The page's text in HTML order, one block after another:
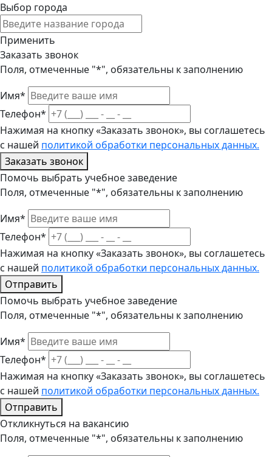
Выбор города
Применить
Заказать звонок
Поля, отмеченные "*", обязательны к заполнению
Имя*
Телефон*
Нажимая на кнопку «Заказать звонок», вы соглашетесь
с нашей политикой обработки персональных данных.
Заказать звонок
Помочь выбрать учебное заведение
Поля, отмеченные "*", обязательны к заполнению
Имя*
Телефон*
Нажимая на кнопку «Заказать звонок», вы соглашетесь
с нашей политикой обработки персональных данных.
Отправить
Помочь выбрать учебное заведение
Поля, отмеченные "*", обязательны к заполнению
Имя*
Телефон*
Нажимая на кнопку «Заказать звонок», вы соглашетесь
с нашей политикой обработки персональных данных.
Отправить
Откликнуться на вакансию
Поля, отмеченные "*", обязательны к заполнению